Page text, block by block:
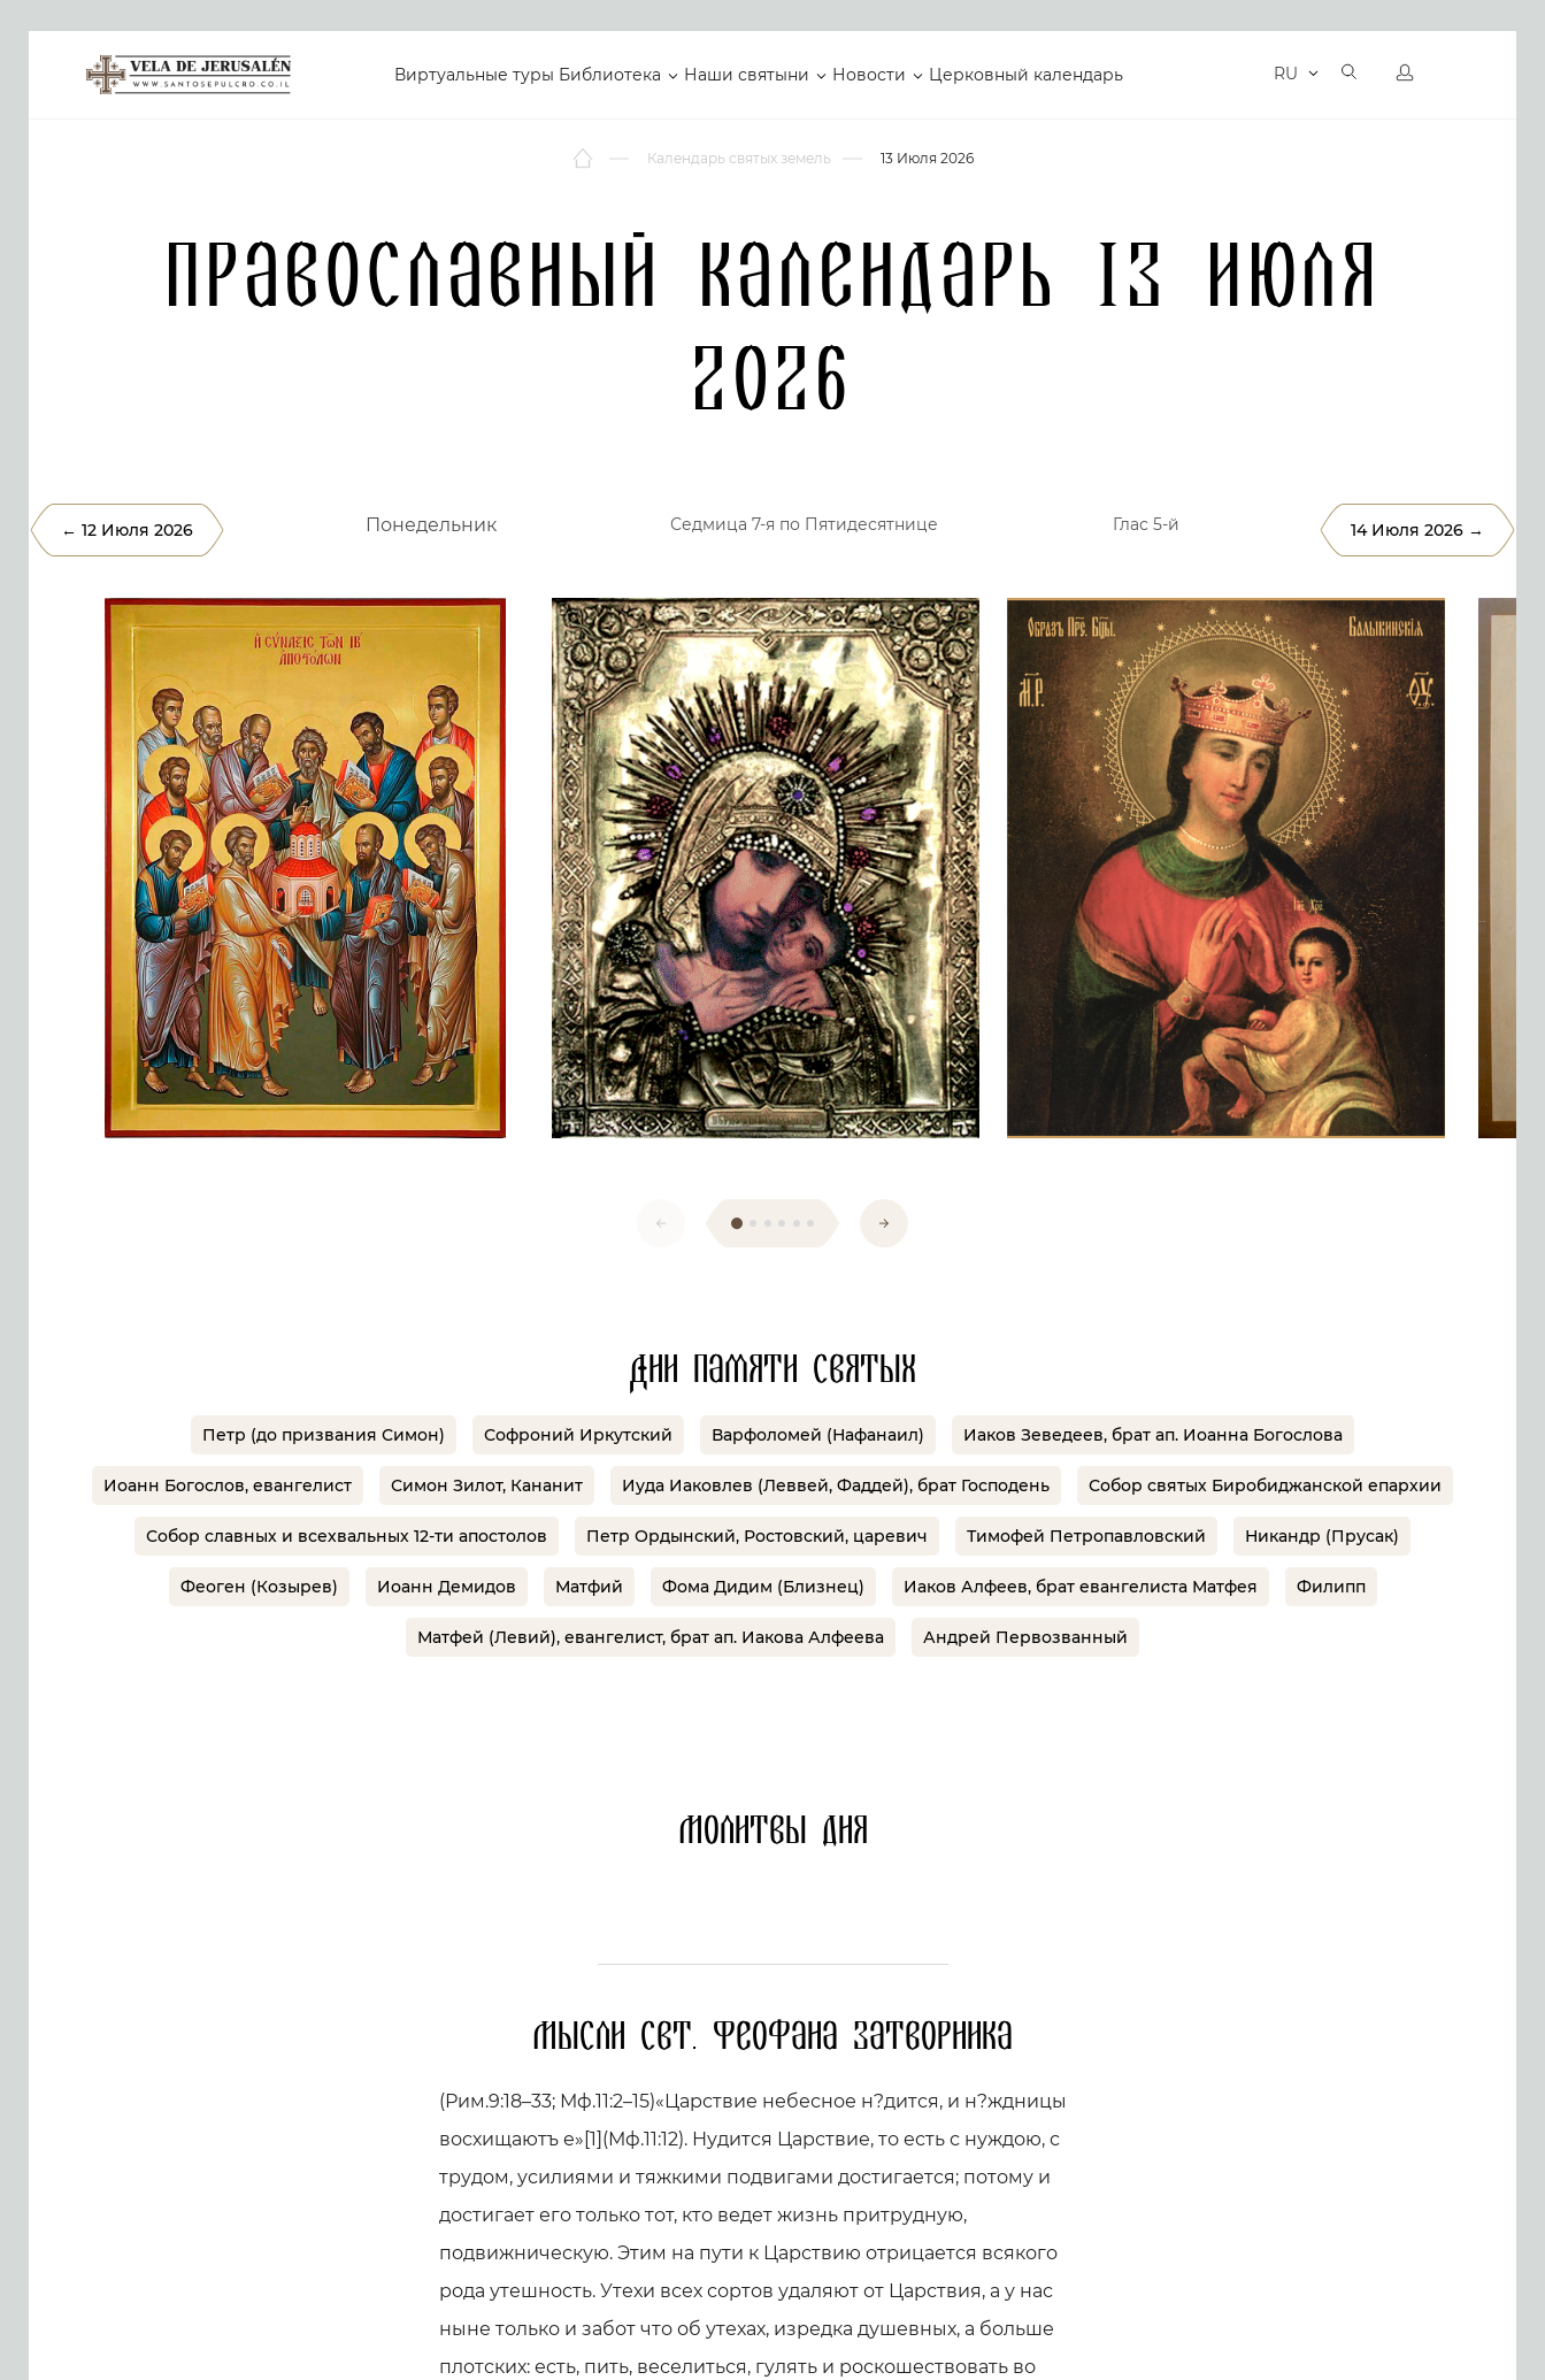
Виртуальные туры Библиотека Наши святыни Новости Церковный календарь RU
Календарь святых земель 13 Июля 2026
Православный календарь 13 Июля
2026
← 12 Июля 2026 Понедельник Седмица 7-я по Пятидесятнице Глас 5-й 14 Июля 2026 →
Дни памяти святых
Петр (до призвания Симон) Софроний Иркутский Варфоломей (Нафанаил) Иаков Зеведеев, брат ап. Иоанна Богослова
Иоанн Богослов, евангелист Симон Зилот, Кананит Иуда Иаковлев (Леввей, Фаддей), брат Господень Собор святых Биробиджанской епархии
Собор славных и всехвальных 12-ти апостолов Петр Ордынский, Ростовский, царевич Тимофей Петропавловский Никандр (Прусак)
Феоген (Козырев) Иоанн Демидов Матфий Фома Дидим (Близнец) Иаков Алфеев, брат евангелиста Матфея Филипп
Матфей (Левий), евангелист, брат ап. Иакова Алфеева Андрей Первозванный
Молитвы дня
Мысли свт. Феофана Затворника
(Рим.9:18–33; Мф.11:2–15)«Царствие небесное н?дится, и­ н?ждницы
восхищаютъ е»[1](Мф.11:12). Нудится Царствие, то есть с нуждою, с
трудом, усилиями и тяжкими подвигами достигается; потому и
достигает его только тот, кто ведет жизнь притрудную,
подвижническую. Этим на пути к Царствию отрицается всякого
рода утешность. Утехи всех сортов удаляют от Царствия, а у нас
ныне только и забот что об утехах, изредка душевных, а больше
плотских: есть, пить, веселиться, гулять и роскошествовать во